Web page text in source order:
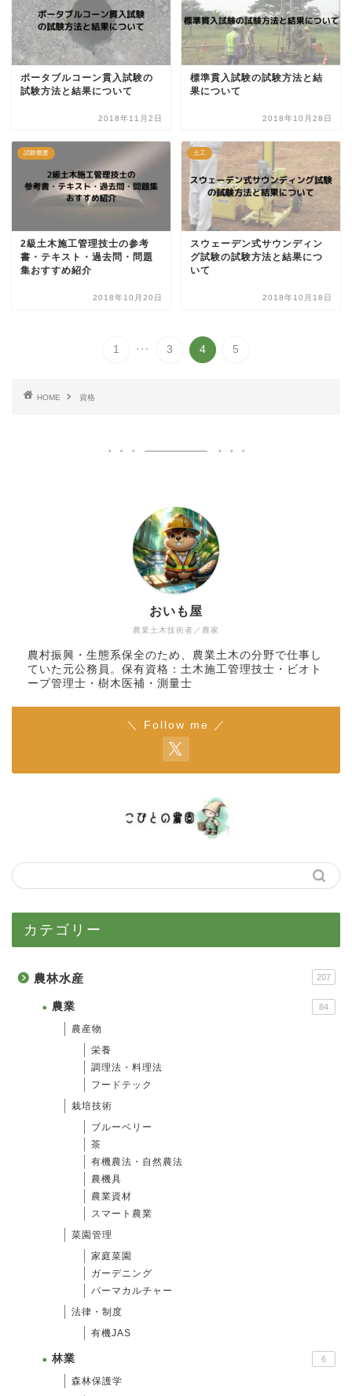
ポータブルコーン貫入試験の
試験方法と結果について
2018年11月2日
標準貫入試験の試験方法と結
果について
2018年10月28日
試験概要
2級土木施工管理技士の参考
書・テキスト・過去問・問題
集おすすめ紹介
2018年10月20日
土工
スウェーデン式サウンディン
グ試験の試験方法と結果につ
いて
2018年10月18日
1 ... 3 4 5
HOME 資格
農業土木技術者／農家
おいも屋
農村振興・生態系保全のため、農業土木の分野で仕事し
ていた元公務員。保有資格：土木施工管理技士・ビオト
ープ管理士・樹木医補・測量士
＼ Follow me ／
カテゴリー
農林水産 207
農業 84
農産物
栄養
調理法・料理法
フードテック
栽培技術
ブルーベリー
茶
有機農法・自然農法
農機具
農業資材
スマート農業
菜園管理
家庭菜園
ガーデニング
パーマカルチャー
法律・制度
有機JAS
林業 6
森林保護学